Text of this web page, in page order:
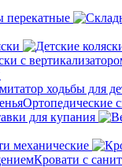
перекатные
ходьбы для
Ортопедические
для купания
механические
Кровати с